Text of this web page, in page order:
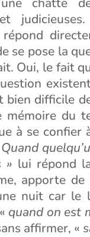
se pose la
Oui, le fait
difficile
mémoire du
à se confier
Quand
» lui répond
apporte
nuit car le
quand on est
affirmer, «